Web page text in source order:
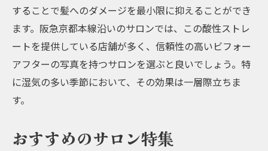
することで髪へのダメージを最小限に抑えることができ
ます。阪急京都本線沿いのサロンでは、この酸性ストレ
ートを提供している店舗が多く、信頼性の高いビフォー
アフターの写真を持つサロンを選ぶと良いでしょう。特
に湿気の多い季節において、その効果は一層際立ちま
す。
おすすめのサロン特集